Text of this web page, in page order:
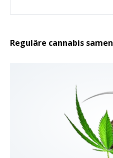
Reguläre cannabis samen